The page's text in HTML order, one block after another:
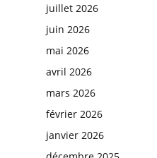
juillet 2026
juin 2026
mai 2026
avril 2026
mars 2026
février 2026
janvier 2026